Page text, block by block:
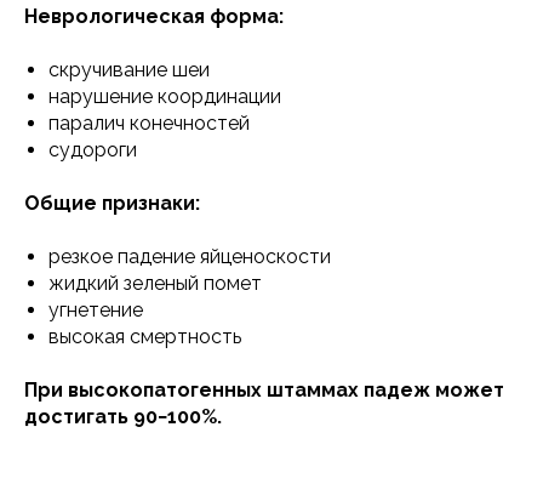
Неврологическая форма:
скручивание шеи
нарушение координации
паралич конечностей
судороги
Общие признаки:
резкое падение яйценоскости
жидкий зеленый помет
угнетение
высокая смертность
При высокопатогенных штаммах падеж может
достигать 90−100%.